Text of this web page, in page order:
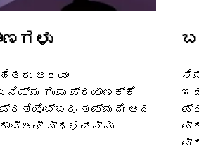
ಅಥವಾ
ನಿಮ್ಮ ಗುಂಪು ಪ್ರಯಾಣಕ್ಕೆ
ತಮ್ಮದೇ ಆದ
ಸ್ಥಳವನ್ನು